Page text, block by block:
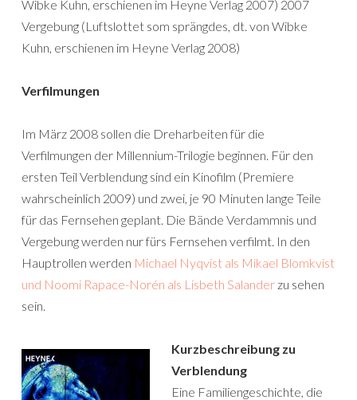
Wibke Kuhn, erschienen im Heyne Verlag 2007) 2007
Vergebung (Luftslottet som sprängdes, dt. von Wibke
Kuhn, erschienen im Heyne Verlag 2008)
Verfilmungen
Im März 2008 sollen die Dreharbeiten für die
Verfilmungen der Millennium-Trilogie beginnen. Für den
ersten Teil Verblendung sind ein Kinofilm (Premiere
wahrscheinlich 2009) und zwei, je 90 Minuten lange Teile
für das Fernsehen geplant. Die Bände Verdammnis und
Vergebung werden nur fürs Fernsehen verfilmt. In den
Hauptrollen werden Michael Nyqvist als Mikael Blomkvist
und Noomi Rapace-Norén als Lisbeth Salander zu sehen
sein.
Kurzbeschreibung zu
Verblendung
Eine Familiengeschichte, die